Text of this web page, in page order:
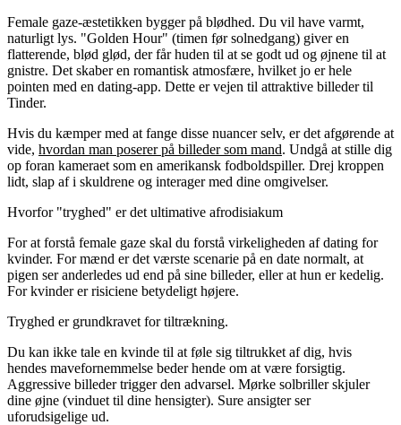
Female gaze-æstetikken bygger på blødhed. Du vil have varmt,
naturligt lys. "Golden Hour" (timen før solnedgang) giver en
flatterende, blød glød, der får huden til at se godt ud og øjnene til at
gnistre. Det skaber en romantisk atmosfære, hvilket jo er hele
pointen med en dating-app. Dette er vejen til attraktive billeder til
Tinder.
Hvis du kæmper med at fange disse nuancer selv, er det afgørende at
vide, hvordan man poserer på billeder som mand. Undgå at stille dig
op foran kameraet som en amerikansk fodboldspiller. Drej kroppen
lidt, slap af i skuldrene og interager med dine omgivelser.
Hvorfor "tryghed" er det ultimative afrodisiakum
For at forstå female gaze skal du forstå virkeligheden af dating for
kvinder. For mænd er det værste scenarie på en date normalt, at
pigen ser anderledes ud end på sine billeder, eller at hun er kedelig.
For kvinder er risiciene betydeligt højere.
Tryghed er grundkravet for tiltrækning.
Du kan ikke tale en kvinde til at føle sig tiltrukket af dig, hvis
hendes mavefornemmelse beder hende om at være forsigtig.
Aggressive billeder trigger den advarsel. Mørke solbriller skjuler
dine øjne (vinduet til dine hensigter). Sure ansigter ser
uforudsigelige ud.